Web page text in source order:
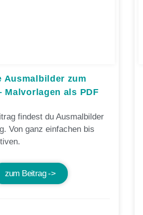
Ausmalbilder zum
Malvorlagen als PDF
findest du Ausmalbilder
Von ganz einfachen bis
zum Beitrag ->